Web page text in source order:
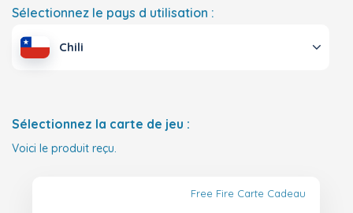
Sélectionnez le pays d utilisation :
Chili
Sélectionnez la carte de jeu :
Voici le produit reçu.
Free Fire Carte Cadeau